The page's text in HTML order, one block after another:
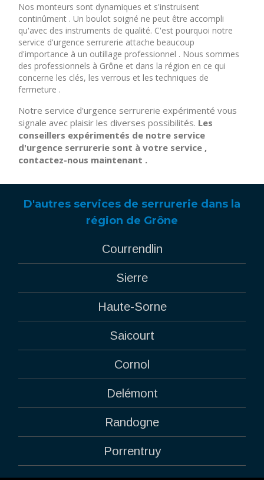
Nos monteurs sont dynamiques et s'instruisent
continûment . Un boulot soigné ne peut être accompli
qu'avec des instruments de qualité. C'est pourquoi notre
service d'urgence serrurerie attache beaucoup
d'importance à un outillage professionnel . Nous sommes
des professionnels à Grône et dans la région en ce qui
concerne les clés, les verrous et les techniques de
fermeture .
Notre service d'urgence serrurerie expérimenté vous
signale avec plaisir les diverses possibilités. Les
conseillers expérimentés de notre service
d'urgence serrurerie sont à votre service ,
contactez-nous maintenant .
D'autres services de serrurerie dans la
région de Grône
Courrendlin
Sierre
Haute-Sorne
Saicourt
Cornol
Delémont
Randogne
Porrentruy